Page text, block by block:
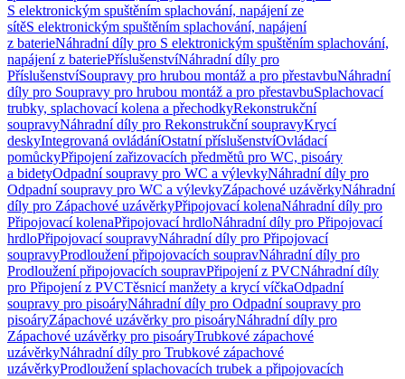
S elektronickým spuštěním splachování, napájení ze
sítěS elektronickým spuštěním splachování, napájení
z baterieNáhradní díly pro S elektronickým spuštěním splachování,
napájení z bateriePříslušenstvíNáhradní díly pro
PříslušenstvíSoupravy pro hrubou montáž a pro přestavbuNáhradní
díly pro Soupravy pro hrubou montáž a pro přestavbuSplachovací
trubky, splachovací kolena a přechodkyRekonstrukční
soupravyNáhradní díly pro Rekonstrukční soupravyKrycí
deskyIntegrovaná ovládáníOstatní příslušenstvíOvládací
pomůckyPřipojení zařizovacích předmětů pro WC, pisoáry
a bidetyOdpadní soupravy pro WC a výlevkyNáhradní díly pro
Odpadní soupravy pro WC a výlevkyZápachové uzávěrkyNáhradní
díly pro Zápachové uzávěrkyPřipojovací kolenaNáhradní díly pro
Připojovací kolenaPřipojovací hrdloNáhradní díly pro Připojovací
hrdloPřipojovací soupravyNáhradní díly pro Připojovací
soupravyProdloužení připojovacích soupravNáhradní díly pro
Prodloužení připojovacích soupravPřipojení z PVCNáhradní díly
pro Připojení z PVCTěsnicí manžety a krycí víčkaOdpadní
soupravy pro pisoáryNáhradní díly pro Odpadní soupravy pro
pisoáryZápachové uzávěrky pro pisoáryNáhradní díly pro
Zápachové uzávěrky pro pisoáryTrubkové zápachové
uzávěrkyNáhradní díly pro Trubkové zápachové
uzávěrkyProdloužení splachovacích trubek a připojovacích